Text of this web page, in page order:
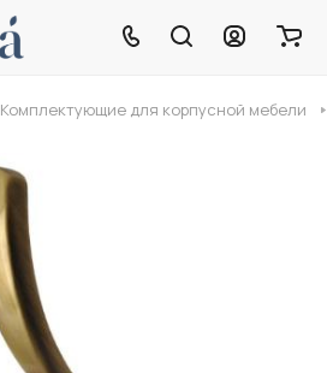
Комплектующие для корпусной мебели